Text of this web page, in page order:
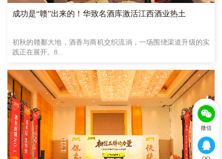
成功是“赣”出来的！华致名酒库激活江西酒业热土
初秋的赣鄱大地，酒香与商机交织流淌，一场围绕渠道升级的实
践正在展开。8...
微信